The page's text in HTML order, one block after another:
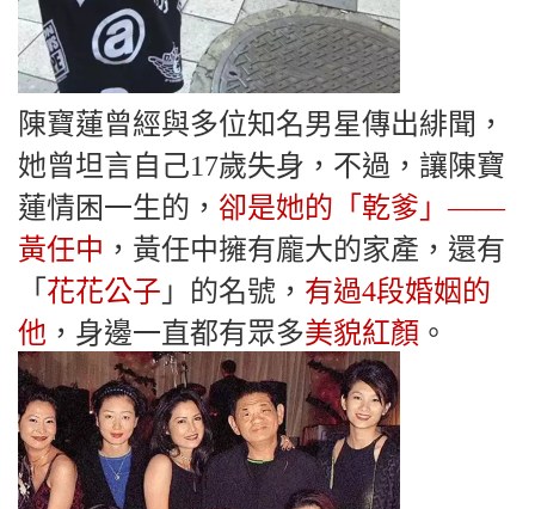
陳寶蓮曾經與多位知名男星傳出緋聞，
她曾坦言自己17歲失身，不過，讓陳寶
蓮情困一生的， 卻是她的「乾爹」——
黃任中 ，黃任中擁有龐大的家產，還有
「 花花公子 」的名號， 有過4段婚姻的
他 ，身邊一直都有眾多美貌紅顏 。